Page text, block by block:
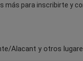
más para inscribirte y
Alacant y otros